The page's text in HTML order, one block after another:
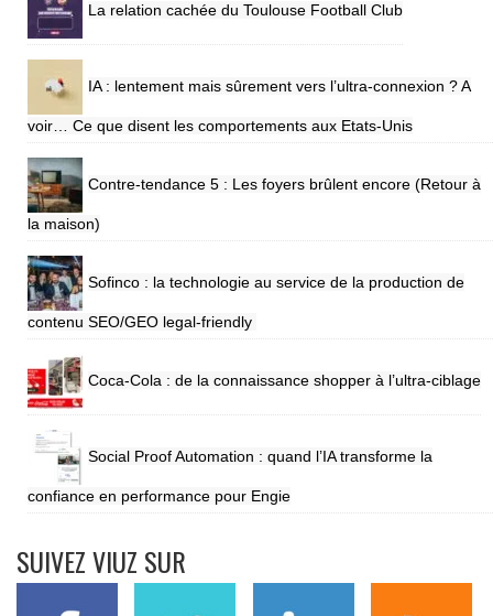
La relation cachée du Toulouse Football Club
IA : lentement mais sûrement vers l’ultra-connexion ? A
voir… Ce que disent les comportements aux Etats-Unis
Contre-tendance 5 : Les foyers brûlent encore (Retour à
la maison)
Sofinco : la technologie au service de la production de
contenu SEO/GEO legal-friendly
Coca-Cola : de la connaissance shopper à l’ultra-ciblage
Social Proof Automation : quand l’IA transforme la
confiance en performance pour Engie
SUIVEZ VIUZ SUR